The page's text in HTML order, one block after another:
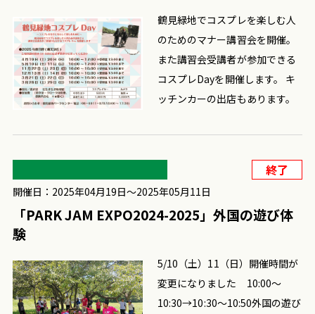
鶴見緑地でコスプレを楽しむ人
のためのマナー講習会を開催。
また講習会受講者が参加できる
コスプレDayを開催します。 キ
ッチンカーの出店もあります。
5/10（土）11（日）開催時間が
変更になりました 10:00～
10:30→10:30～10:50外国の遊び
終了
開催日：2025年04月19日〜2025年05月11日
「PARK JAM EXPO2024-2025」外国の遊び体
験